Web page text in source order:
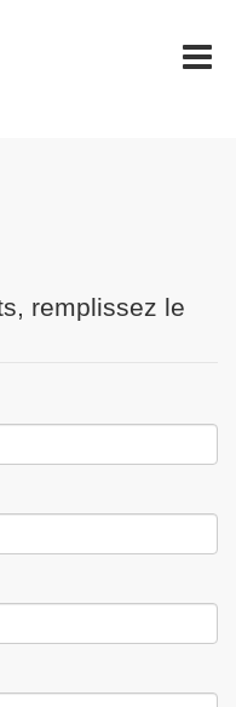
remplissez le